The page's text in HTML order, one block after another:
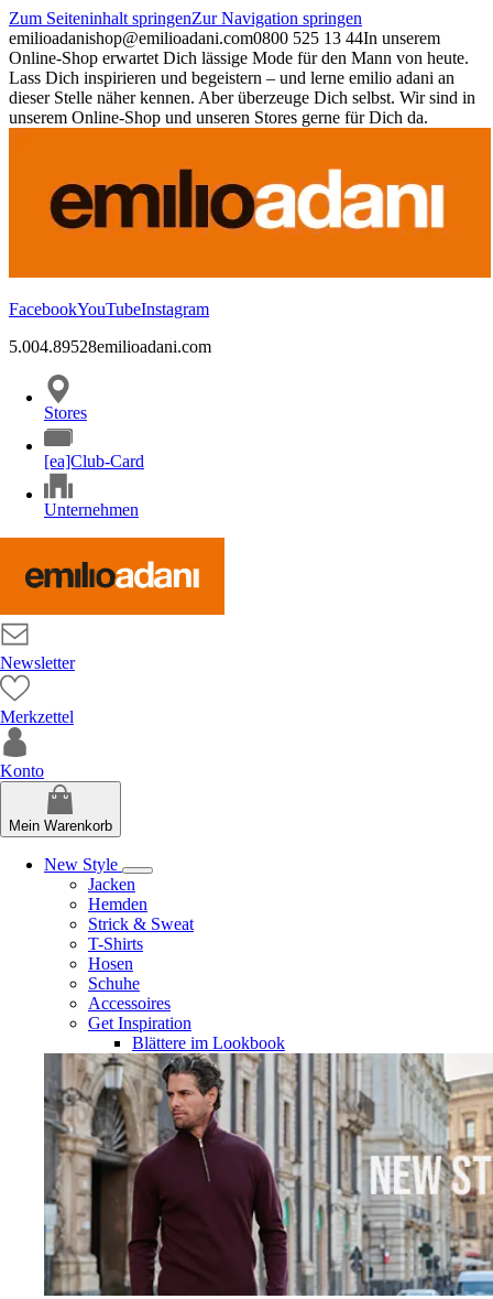
Zum Seiteninhalt springenZur Navigation springen
emilioadanishop@emilioadani.com0800 525 13 44In unserem
Online-Shop erwartet Dich lässige Mode für den Mann von heute.
Lass Dich inspirieren und begeistern – und lerne emilio adani an
dieser Stelle näher kennen. Aber überzeuge Dich selbst. Wir sind in
unserem Online-Shop und unseren Stores gerne für Dich da.
FacebookYouTubeInstagram
5.004.89528emilioadani.com
Stores
[ea]Club-Card
Unternehmen
Newsletter
Merkzettel
Konto
Mein Warenkorb
New Style
Jacken
Hemden
Strick & Sweat
T-Shirts
Hosen
Schuhe
Accessoires
Get Inspiration
Blättere im Lookbook